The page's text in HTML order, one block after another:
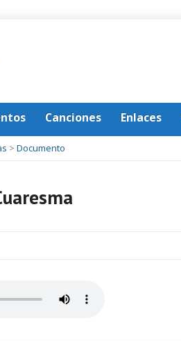
Canciones Enlaces
> Documento